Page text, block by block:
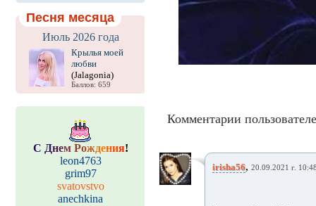
Песня месяца
Июль 2026 года
Крылья моей
любви
(Jalagonia)
Баллов: 659
С Днем Рождения!
leon4763
grim97
svatovstvo
anechkina
Комментарии
irisha56, 20.09.2021 г.